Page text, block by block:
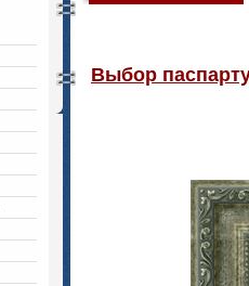
Выбор